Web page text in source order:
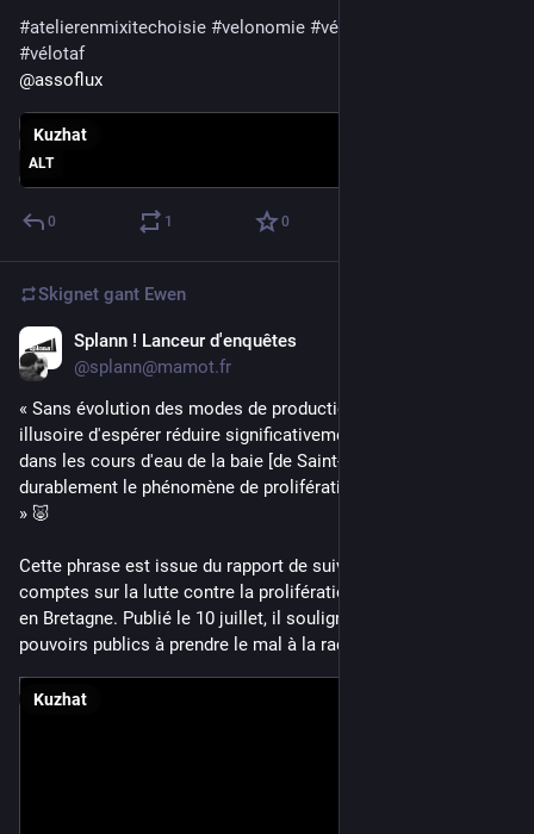
#atelierenmixitechoisie #velonomie #vélonomie
#vélotaf
@assoflux
ALT
Kuzhat
0 1 0
Skignet gant Ewen
Splann ! Lanceur d'enquêtes
@splann@mamot.fr
« Sans évolution des modes de production [agricoles], il est
illusoire d'espérer réduire significativement les flux de nitrates
dans les cours d'eau de la baie [de Saint-Brieuc] et endiguer
durablement le phénomène de prolifération des algues vertes.
» 🐷
Cette phrase est issue du rapport de suivi de la Cour des
comptes sur la lutte contre la prolifération des algues vertes
en Bretagne. Publié le 10 juillet, il souligne l'incapacité des
pouvoirs publics à prendre le mal à la racine. 1/
Kuzhat